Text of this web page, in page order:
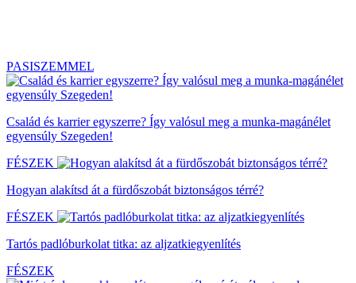
PASISZEMMEL
Család és karrier egyszerre? Így valósul meg a munka-magánélet
egyensúly Szegeden!
FÉSZEK
Hogyan alakítsd át a fürdőszobát biztonságos térré?
FÉSZEK
Tartós padlóburkolat titka: az aljzatkiegyenlítés
FÉSZEK